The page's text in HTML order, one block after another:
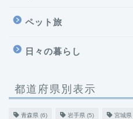
ペット旅
日々の暮らし
都道府県別表示
青森県 (6) 岩手県 (5) 宮城県